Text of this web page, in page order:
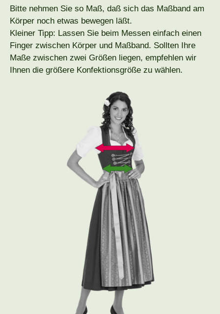
Bitte nehmen Sie so Maß, daß sich das Maßband am
Körper noch etwas bewegen läßt.
Kleiner Tipp: Lassen Sie beim Messen einfach einen
Finger zwischen Körper und Maßband. Sollten Ihre
Maße zwischen zwei Größen liegen, empfehlen wir
Ihnen die größere Konfektionsgröße zu wählen.